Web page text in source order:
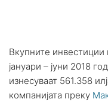
Вкупните инвестиции
јануари – јуни 2018
изнесуваат 561.358
компанијата преку